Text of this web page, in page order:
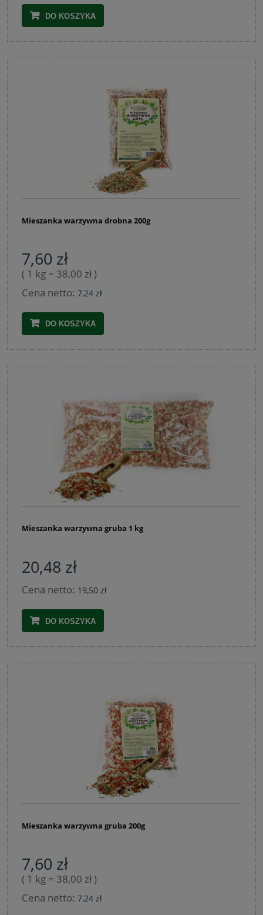
DO KOSZYKA
Mieszanka warzywna drobna 200g
7,60 zł
( 1 kg = 38,00 zł )
Cena netto: 7,24 zł
DO KOSZYKA
Mieszanka warzywna gruba 1 kg
20,48 zł
Cena netto: 19,50 zł
DO KOSZYKA
Mieszanka warzywna gruba 200g
7,60 zł
( 1 kg = 38,00 zł )
Cena netto: 7,24 zł